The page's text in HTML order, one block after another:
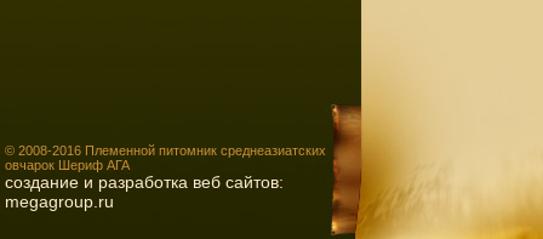
© 2008-2016 Племенной питомник среднеазиатских
овчарок Шериф АГА
создание и разработка веб сайтов:
megagroup.ru